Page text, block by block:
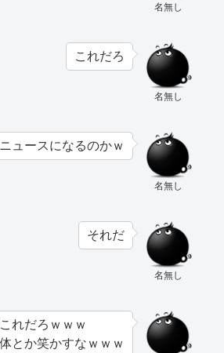
名無し
名無し
これだろ
名無し
ュースになるのかｗ
名無し
それだ
れだろｗｗｗ
とか笑かすなｗｗｗ